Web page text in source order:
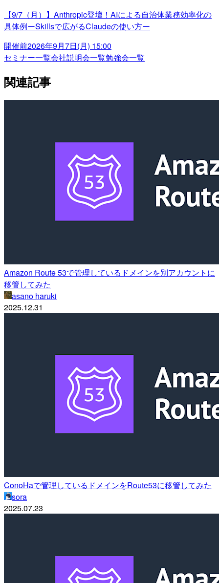
【9/7（月）】Anthropic登壇！AIによる自治体業務効率化の
具体例ーSkillsで広がるClaudeの使い方ー
開催前2026年9月7日(月) 15:00
セミナー一覧会社説明会一覧勉強会一覧
関連記事
Amazon Route 53で管理しているドメインを別アカウントに
移管してみた
asano haruki
2025.12.31
ConoHaで管理しているドメインをRoute53に移管してみた
sora
2025.07.23